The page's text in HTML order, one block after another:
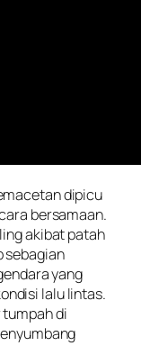
dipicu
bersamaan.
akibat patah
sebagian
yang
lalu lintas.
di